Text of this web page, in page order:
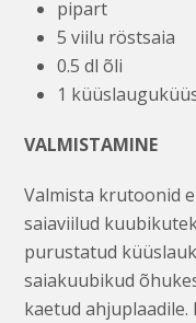
pipart
5 viilu röstsaia
0.5 dl õli
1
VALMISTAMINE
Valmista krutoonid
saiaviilud
purustatud
saiakuubikud
kaetud ahjuplaadile.